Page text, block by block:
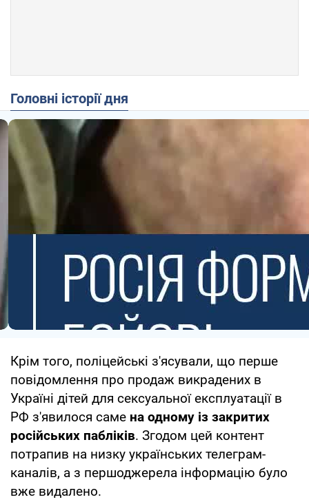
Головні історії дня
Крім того, поліцейські з'ясували, що перше
повідомлення про продаж викрадених в
Україні дітей для сексуальної експлуатації в
РФ з'явилося саме на одному із закритих
російських пабліків. Згодом цей контент
потрапив на низку українських телеграм-
каналів, а з першоджерела інформацію було
вже видалено.